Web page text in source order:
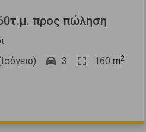
προς πώληση
3 160 m2